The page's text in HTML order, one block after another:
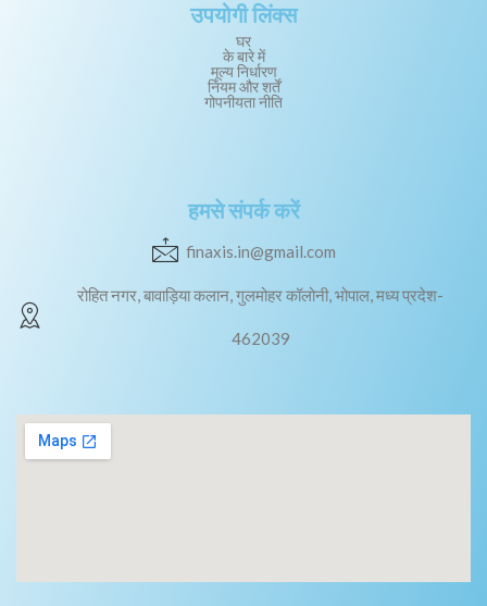
उपयोगी लिंक्स
घर
के बारे में
मूल्य निर्धारण
नियम और शर्तें
गोपनीयता नीति
हमसे संपर्क करें
finaxis.in@gmail.com
रोहित नगर, बावाड़िया कलान, गुलमोहर कॉलोनी, भोपाल, मध्य प्रदेश-
462039